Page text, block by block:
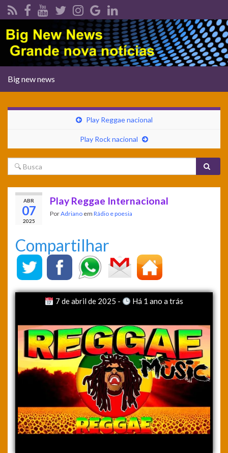
navegação
Big new news
Play Reggae nacional
Play Rock nacional
ABR
07
2025
Play Reggae Internacional
PorAdriano em Rádio e poesia
Compartilhar
7 de abril de 2025 - Há 1 ano a trás